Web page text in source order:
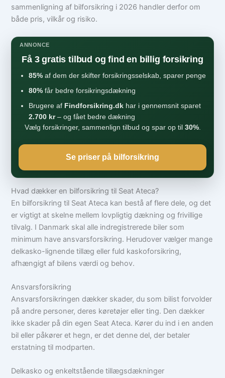
sammenligning af bilforsikring i 2026 handler derfor om
både pris, vilkår og risiko.
ANNONCE
Få 3 gratis tilbud og find en billig forsikring
85% af dem der skifter forsikringsselskab, sparer penge
80% får bedre forsikringsdækning
Brugere af Findforsikring.dk har i gennemsnit sparet
2.700 kr– og fået bedre dækning
Vælg forsikringer, sammenlign tilbud og spar op til 30%.
Se priser på bilforsikring
Hvad dækker en bilforsikring til Seat Ateca?
En bilforsikring til Seat Ateca kan bestå af flere dele, og det
er vigtigt at skelne mellem lovpligtig dækning og frivillige
tilvalg. I Danmark skal alle indregistrerede biler som
minimum have ansvarsforsikring. Herudover vælger mange
delkasko-lignende tillæg eller fuld kaskoforsikring,
afhængigt af bilens værdi og behov.
Ansvarsforsikring
Ansvarsforsikringen dækker skader, du som bilist forvolder
på andre personer, deres køretøjer eller ting. Den dækker
ikke skader på din egen Seat Ateca. Kører du ind i en anden
bil eller påkører et hegn, er det denne del, der betaler
erstatning til modparten.
Delkasko og enkeltstående tillægsdækninger